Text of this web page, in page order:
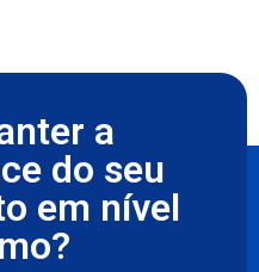
a
do seu
em nível